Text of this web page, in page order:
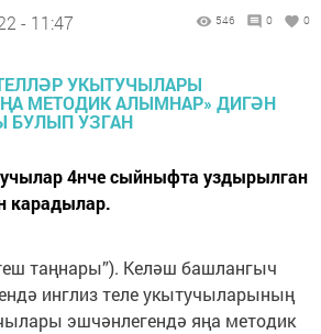
- 11:47 546 0 0
4нче сыйныфта уздырылган
карадылар.
таңнары”). Келәш башлангыч
инглиз теле укытучыларының
эшчәнлегендә яңа методик